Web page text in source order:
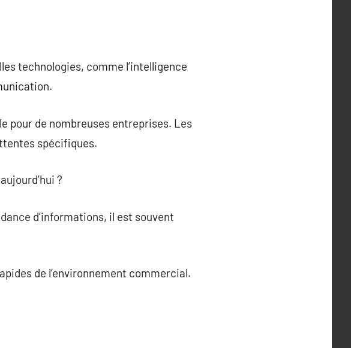
technologies, comme l’intelligence
pour de nombreuses entreprises. Les
spécifiques.
?
d’informations, il est souvent
de l’environnement commercial.